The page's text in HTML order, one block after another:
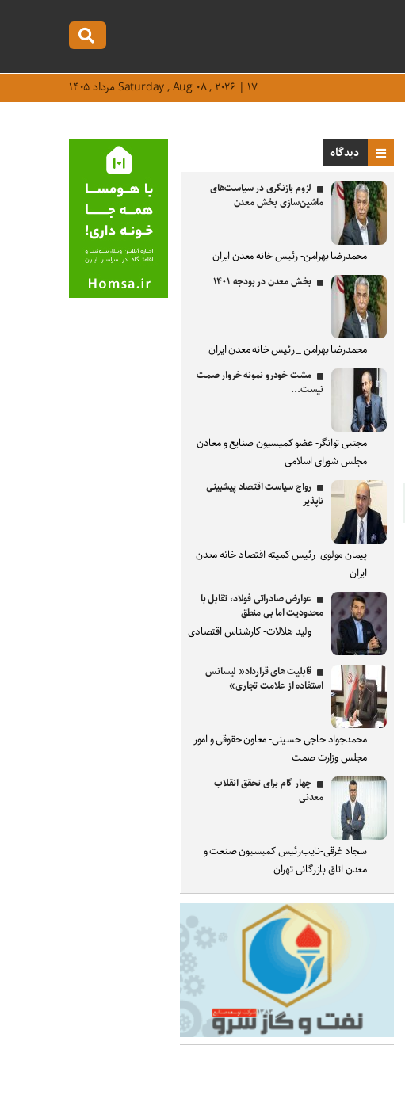
Saturday , Aug ۰۸ , ۲۰۲۶ | ۱۷ مرداد ۱۴۰۵
دیدگاه
لزوم بازنگری در سیاست‌های
ماشین‌سازی بخش معدن
محمدرضا بهرامن- رئیس خانه معدن ایران
بخش معدن در بودجه ۱۴۰۱
محمدرضا بهرامن _ رئیس خانه معدن ایران
مشت خودرو نمونه خروار صمت
نیست...
مجتبی توانگر- عضو کمیسیون صنایع و معادن
مجلس شورای اسلامی
رواج سیاست اقتصاد پیشبینی
ناپذیر
پیمان مولوی- رئیس کمیته اقتصاد خانه معدن
ایران
عوارض صادراتی فولاد، تقابل با
محدودیت اما بی منطق
ولید هلالات- کارشناس اقتصادی
قابلیت های قرارداد« لیسانس
استفاده از علامت تجاری»
محمدجواد حاجی حسینی- معاون حقوقی و امور
مجلس وزارت صمت
چهار گام برای تحقق انقلاب
معدنی
سجاد غرقی-نایب‌رئیس کمیسیون صنعت و
معدن اتاق بازرگانی تهران